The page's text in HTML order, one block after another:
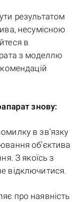
результатом
несумісною
в
з моделлю
знову:
в зв'язку
об'єктива
З якоїсь з
відключитися.
про наявність